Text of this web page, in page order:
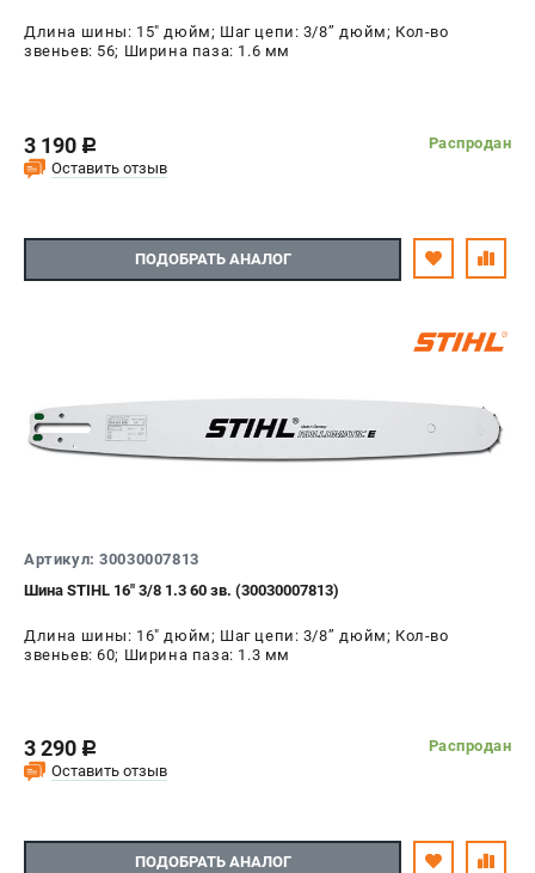
Длина шины: 15" дюйм; Шаг цепи: 3/8’’ дюйм; Кол-во
звеньев: 56; Ширина паза: 1.6 мм
3 190 c
Распродан
Оставить отзыв
ПОДОБРАТЬ АНАЛОГ
Артикул: 30030007813
Шина STIHL 16" 3/8 1.3 60 зв. (30030007813)
Длина шины: 16" дюйм; Шаг цепи: 3/8’’ дюйм; Кол-во
звеньев: 60; Ширина паза: 1.3 мм
3 290 c
Распродан
Оставить отзыв
ПОДОБРАТЬ АНАЛОГ